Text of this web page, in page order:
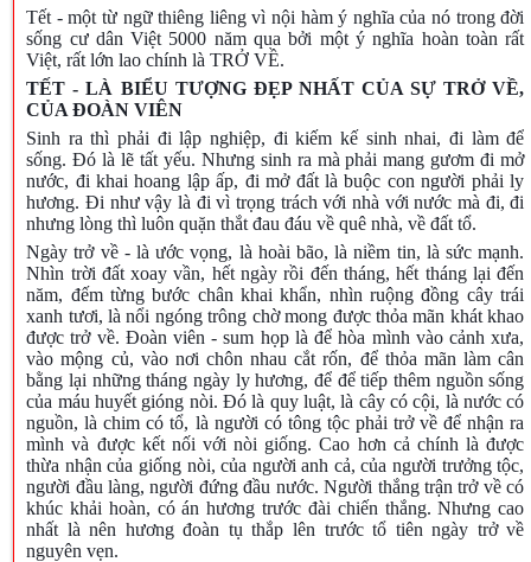
Tết - một từ ngữ thiêng liêng vì nội hàm ý nghĩa của nó trong đời
sống cư dân Việt 5000 năm qua bởi một ý nghĩa hoàn toàn rất
Việt, rất lớn lao chính là TRỞ VỀ.
TẾT - LÀ BIỂU TƯỢNG ĐẸP NHẤT CỦA SỰ TRỞ VỀ,
CỦA ĐOÀN VIÊN
Sinh ra thì phải đi lập nghiệp, đi kiếm kế sinh nhai, đi làm để
sống. Đó là lẽ tất yếu. Nhưng sinh ra mà phải mang gươm đi mở
nước, đi khai hoang lập ấp, đi mở đất là buộc con người phải ly
hương. Đi như vậy là đi vì trọng trách với nhà với nước mà đi, đi
nhưng lòng thì luôn quặn thắt đau đáu về quê nhà, về đất tổ.
Ngày trở về - là ước vọng, là hoài bão, là niềm tin, là sức mạnh.
Nhìn trời đất xoay vần, hết ngày rồi đến tháng, hết tháng lại đến
năm, đếm từng bước chân khai khẩn, nhìn ruộng đồng cây trái
xanh tươi, là nổi ngóng trông chờ mong được thỏa mãn khát khao
được trở về. Đoàn viên - sum họp là để hòa mình vào cảnh xưa,
vào mộng củ, vào nơi chôn nhau cắt rốn, để thỏa mãn làm cân
bằng lại những tháng ngày ly hương, để để tiếp thêm nguồn sống
của máu huyết gióng nòi. Đó là quy luật, là cây có cội, là nước có
nguồn, là chim có tổ, là người có tông tộc phải trở về để nhận ra
mình và được kết nối với nòi giống. Cao hơn cả chính là được
thừa nhận của giống nòi, của người anh cả, của người trưởng tộc,
người đầu làng, người đứng đầu nước. Người thắng trận trở về có
khúc khải hoàn, có án hương trước đài chiến thắng. Nhưng cao
nhất là nên hương đoàn tụ thắp lên trước tổ tiên ngày trở về
nguyên vẹn.